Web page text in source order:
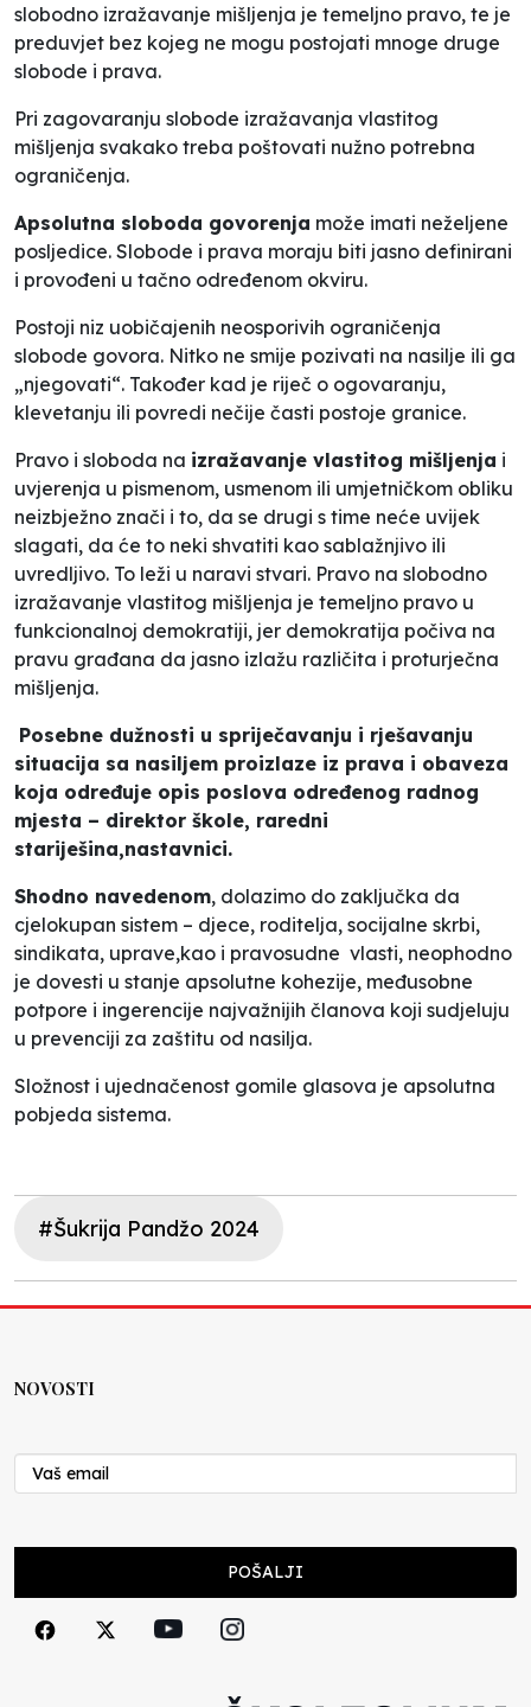
slobodno izražavanje mišljenja je temeljno pravo, te je
preduvjet bez kojeg ne mogu postojati mnoge druge
slobode i prava.
Pri zagovaranju slobode izražavanja vlastitog
mišljenja svakako treba poštovati nužno potrebna
ograničenja.
Apsolutna sloboda govorenja može imati neželjene
posljedice. Slobode i prava moraju biti jasno definirani
i provođeni u tačno određenom okviru.
Postoji niz uobičajenih neosporivih ograničenja
slobode govora. Nitko ne smije pozivati na nasilje ili ga
„njegovati“. Također kad je riječ o ogovaranju,
klevetanju ili povredi nečije časti postoje granice.
Pravo i sloboda na izražavanje vlastitog mišljenja i
uvjerenja u pismenom, usmenom ili umjetničkom obliku
neizbježno znači i to, da se drugi s time neće uvijek
slagati, da će to neki shvatiti kao sablažnjivo ili
uvredljivo. To leži u naravi stvari. Pravo na slobodno
izražavanje vlastitog mišljenja je temeljno pravo u
funkcionalnoj demokratiji, jer demokratija počiva na
pravu građana da jasno izlažu različita i proturječna
mišljenja.
Posebne dužnosti u spriječavanju i rješavanju
situacija sa nasiljem proizlaze iz prava i obaveza
koja određuje opis poslova određenog radnog
mjesta – direktor škole, raredni
stariješina,nastavnici.
Shodno navedenom, dolazimo do zaključka da
cjelokupan sistem – djece, roditelja, socijalne skrbi,
sindikata, uprave,kao i pravosudne vlasti, neophodno
je dovesti u stanje apsolutne kohezije, međusobne
potpore i ingerencije najvažnijih članova koji sudjeluju
u prevenciji za zaštitu od nasilja.
Složnost i ujednačenost gomile glasova je apsolutna
pobjeda sistema.
#Šukrija Pandžo 2024
NOVOSTI
POŠALJI